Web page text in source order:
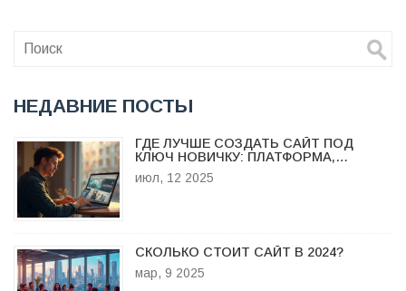
сайтов. Это будет полезно как для профессионалов в
НЕДАВНИЕ ПОСТЫ
ГДЕ ЛУЧШЕ СОЗДАТЬ САЙТ ПОД
КЛЮЧ НОВИЧКУ: ПЛАТФОРМА,
АГЕНТСТВО ИЛИ ФРИЛАНС
июл, 12 2025
СКОЛЬКО СТОИТ САЙТ В 2024?
мар, 9 2025